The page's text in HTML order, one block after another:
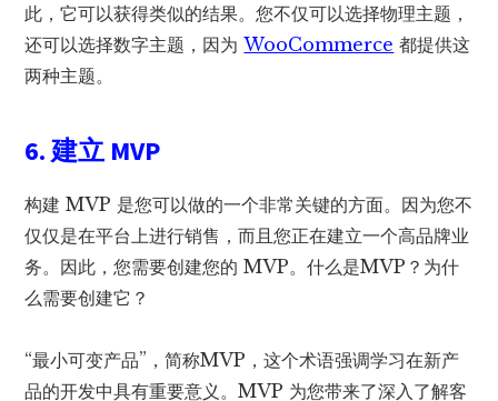
此，它可以获得类似的结果。您不仅可以选择物理主题，
还可以选择数字主题，因为WooCommerce 都提供这
两种主题。
6. 建立 MVP
构建 MVP 是您可以做的一个非常关键的方面。因为您不
仅仅是在平台上进行销售，而且您正在建立一个高品牌业
务。因此，您需要创建您的 MVP。什么是MVP？为什
么需要创建它？
“最小可变产品”，简称MVP，这个术语强调学习在新产
品的开发中具有重要意义。MVP 为您带来了深入了解客